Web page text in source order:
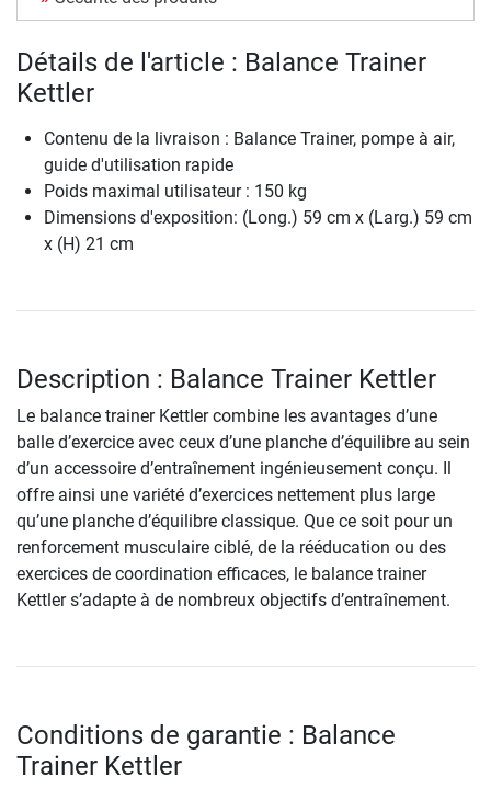
Détails de l'article : Balance Trainer
Kettler
Contenu de la livraison : Balance Trainer, pompe à air,
guide d'utilisation rapide
Poids maximal utilisateur : 150 kg
Dimensions d'exposition: (Long.) 59 cm x (Larg.) 59 cm
x (H) 21 cm
Description : Balance Trainer Kettler
Le balance trainer Kettler combine les avantages d’une
balle d’exercice avec ceux d’une planche d’équilibre au sein
d’un accessoire d’entraînement ingénieusement conçu. Il
offre ainsi une variété d’exercices nettement plus large
qu’une planche d’équilibre classique. Que ce soit pour un
renforcement musculaire ciblé, de la rééducation ou des
exercices de coordination efficaces, le balance trainer
Kettler s’adapte à de nombreux objectifs d’entraînement.
Conditions de garantie : Balance
Trainer Kettler